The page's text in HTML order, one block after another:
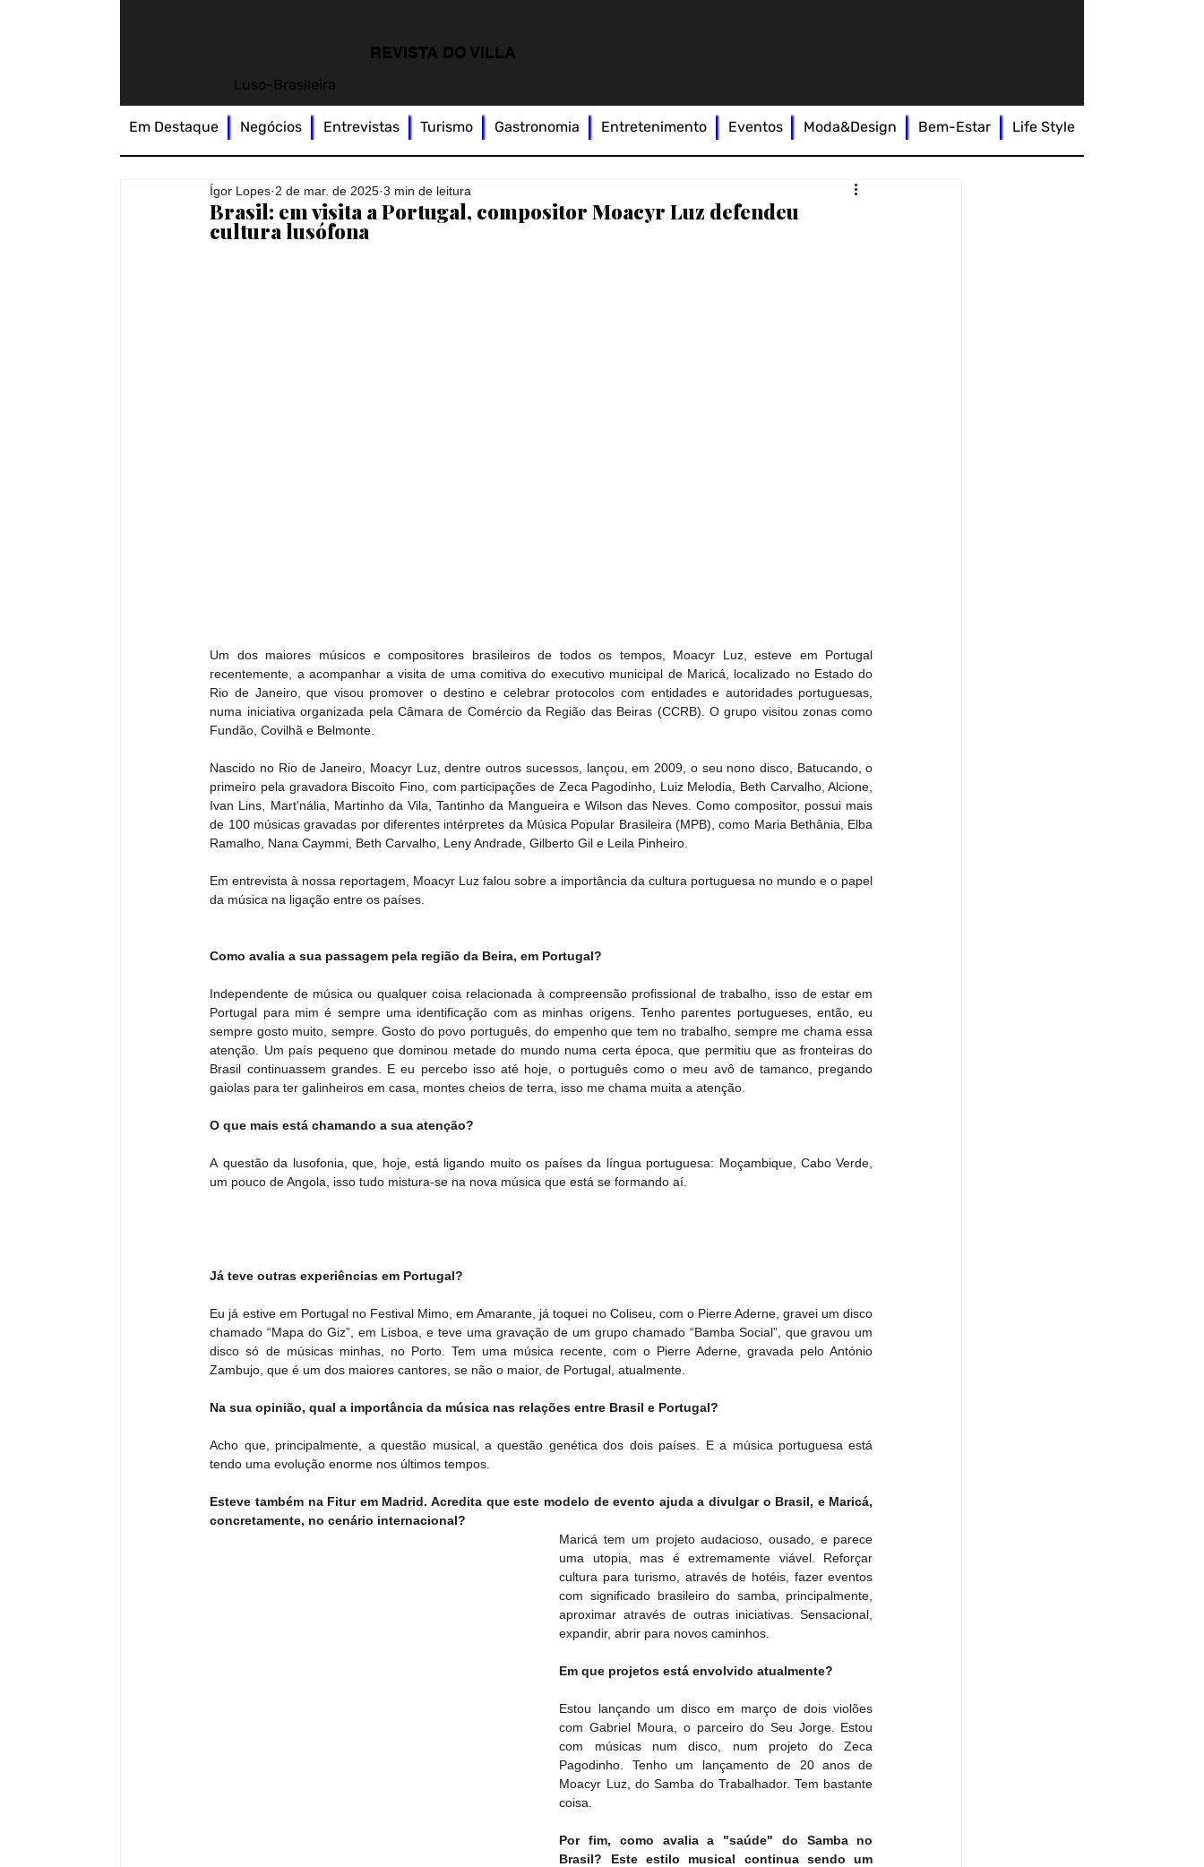
REVISTA DO VILLA
Luso-Brasileira
Brasil: em visita a Portugal, compositor Moacyr Luz defendeu
cultura lusófona
Ígor Lopes 2 de mar. de 2025 3 min de leitura
Um dos maiores músicos e compositores brasileiros de todos os tempos, Moacyr Luz, esteve em Portugal
recentemente, a acompanhar a visita de uma comitiva do executivo municipal de Maricá, localizado no Estado do
Rio de Janeiro, que visou promover o destino e celebrar protocolos com entidades e autoridades portuguesas,
numa iniciativa organizada pela Câmara de Comércio da Região das Beiras (CCRB). O grupo visitou zonas como
Fundão, Covilhã e Belmonte.
Nascido no Rio de Janeiro, Moacyr Luz, dentre outros sucessos, lançou, em 2009, o seu nono disco, Batucando, o
primeiro pela gravadora Biscoito Fino, com participações de Zeca Pagodinho, Luiz Melodia, Beth Carvalho, Alcione,
Ivan Lins, Mart'nália, Martinho da Vila, Tantinho da Mangueira e Wilson das Neves. Como compositor, possui mais
de 100 músicas gravadas por diferentes intérpretes da Música Popular Brasileira (MPB), como Maria Bethânia, Elba
Ramalho, Nana Caymmi, Beth Carvalho, Leny Andrade, Gilberto Gil e Leila Pinheiro.
Em entrevista à nossa reportagem, Moacyr Luz falou sobre a importância da cultura portuguesa no mundo e o papel
da música na ligação entre os países.
Como avalia a sua passagem pela região da Beira, em Portugal?
Independente de música ou qualquer coisa relacionada à compreensão profissional de trabalho, isso de estar em
Portugal para mim é sempre uma identificação com as minhas origens. Tenho parentes portugueses, então, eu
sempre gosto muito, sempre. Gosto do povo português, do empenho que tem no trabalho, sempre me chama essa
atenção. Um país pequeno que dominou metade do mundo numa certa época, que permitiu que as fronteiras do
Brasil continuassem grandes. E eu percebo isso até hoje, o português como o meu avô de tamanco, pregando
gaiolas para ter galinheiros em casa, montes cheios de terra, isso me chama muita a atenção.
O que mais está chamando a sua atenção?
A questão da lusofonia, que, hoje, está ligando muito os países da língua portuguesa: Moçambique, Cabo Verde,
um pouco de Angola, isso tudo mistura-se na nova música que está se formando aí.
Já teve outras experiências em Portugal?
Eu já estive em Portugal no Festival Mimo, em Amarante, já toquei no Coliseu, com o Pierre Aderne, gravei um disco
chamado “Mapa do Giz”, em Lisboa, e teve uma gravação de um grupo chamado “Bamba Social”, que gravou um
disco só de músicas minhas, no Porto. Tem uma música recente, com o Pierre Aderne, gravada pelo António
Zambujo, que é um dos maiores cantores, se não o maior, de Portugal, atualmente.
Na sua opinião, qual a importância da música nas relações entre Brasil e Portugal?
Acho que, principalmente, a questão musical, a questão genética dos dois países. E a música portuguesa está
tendo uma evolução enorme nos últimos tempos.
Esteve também na Fitur em Madrid. Acredita que este modelo de evento ajuda a divulgar o Brasil, e Maricá,
concretamente, no cenário internacional?
Maricá tem um projeto audacioso, ousado, e parece
uma utopia, mas é extremamente viável. Reforçar
cultura para turismo, através de hotéis, fazer eventos
com significado brasileiro do samba, principalmente,
aproximar através de outras iniciativas. Sensacional,
expandir, abrir para novos caminhos.
Em que projetos está envolvido atualmente?
Estou lançando um disco em março de dois violões
com Gabriel Moura, o parceiro do Seu Jorge. Estou
com músicas num disco, num projeto do Zeca
Pagodinho. Tenho um lançamento de 20 anos de
Moacyr Luz, do Samba do Trabalhador. Tem bastante
coisa.
Por fim, como avalia a "saúde" do Samba no
Brasil? Este estilo musical continua sendo um
Em Destaque Negócios Entrevistas Turismo Gastronomia Entretenimento Eventos Moda&Design Bem-Estar Life Style